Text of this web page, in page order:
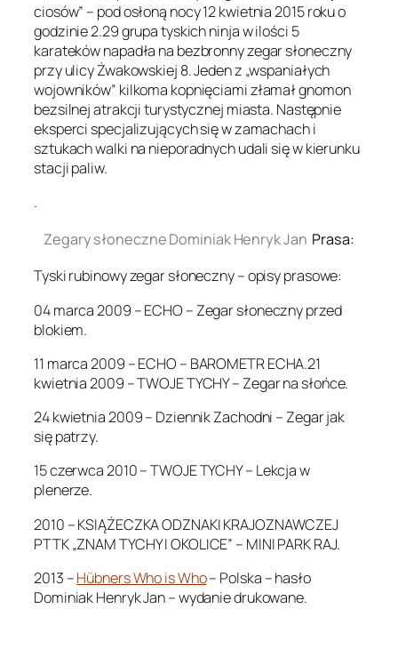
ciosów” – pod osłoną nocy 12 kwietnia 2015 roku o
godzinie 2.29 grupa tyskich ninja w ilości 5
karateków napadła na bezbronny zegar słoneczny
przy ulicy Żwakowskiej 8. Jeden z „wspaniałych
wojowników” kilkoma kopnięciami złamał gnomon
bezsilnej atrakcji turystycznej miasta. Następnie
eksperci specjalizujących się w zamachach i
sztukach walki na nieporadnych udali się w kierunku
stacji paliw.
.
Zegary słoneczne Dominiak Henryk Jan Prasa:
Tyski rubinowy zegar słoneczny – opisy prasowe:
04 marca 2009 – ECHO – Zegar słoneczny przed
blokiem.
11 marca 2009 – ECHO – BAROMETR ECHA.21
kwietnia 2009 – TWOJE TYCHY – Zegar na słońce.
24 kwietnia 2009 – Dziennik Zachodni – Zegar jak
się patrzy.
15 czerwca 2010 – TWOJE TYCHY – Lekcja w
plenerze.
2010 – KSIĄŻECZKA ODZNAKI KRAJOZNAWCZEJ
PTTK „ZNAM TYCHY I OKOLICE” – MINI PARK RAJ.
2013 –Hübners Who is Who– Polska – hasło
Dominiak Henryk Jan – wydanie drukowane.